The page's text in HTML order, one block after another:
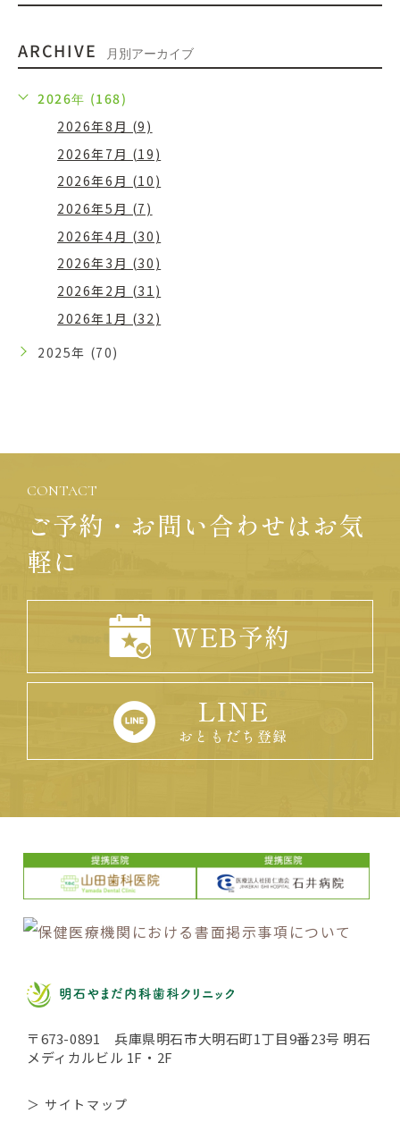
ARCHIVE 月別アーカイブ
2026年 (168)
2026年8月 (9)
2026年7月 (19)
2026年6月 (10)
2026年5月 (7)
2026年4月 (30)
2026年3月 (30)
2026年2月 (31)
2026年1月 (32)
2025年 (70)
CONTACT
ご予約・お問い合わせはお気
軽に
WEB予約
LINE
おともだち登録
〒673-0891 兵庫県明石市大明石町1丁目9番23号 明石
メディカルビル 1F・2F
＞ サイトマップ